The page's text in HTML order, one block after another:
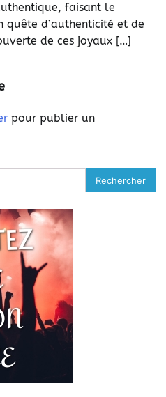
faisant le
quête d’authenticité et de
de ces joyaux […]
pour publier un